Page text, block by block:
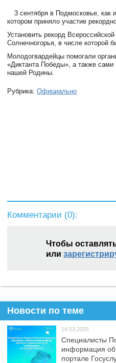
3 сентября в Подмосковье, как
котором приняло участие
Установить рекорд
Солнечногорья, в числе которой
Молодогвардейцы помогали
«Диктанта Победы», а также сами
нашей Родины.
Рубрика: Официально
Комментарии (0):
Чтобы
или
Новости по теме
14.03.2025
Специалисты
информация об
портале